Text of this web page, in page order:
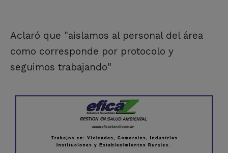
Aclaró que "aislamos al personal del área
como corresponde por protocolo y
seguimos trabajando"